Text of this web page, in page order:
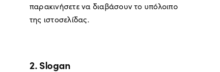
παρακινήσετε να διαβάσουν το υπόλοιπο
της ιστοσελίδας.
2. Slogan